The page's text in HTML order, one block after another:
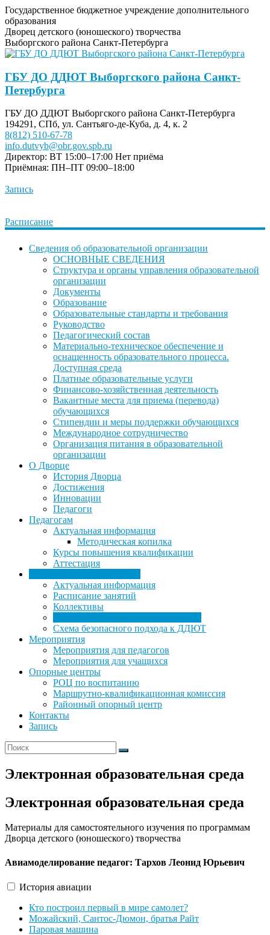
Государственное бюджетное учреждение дополнительного
образования
Дворец детского (юношеского) творчества
Выборгского района Санкт-Петербурга
ГБУ ДО ДДЮТ Выборгского района Санкт-
Петербурга
ГБУ ДО ДДЮТ Выборгского района Санкт-Петербурга
194291, СПб, ул. Сантьяго-де-Куба, д. 4, к. 2
8(812) 510-67-78
info.dutvyb@obr.gov.spb.ru
Директор: ВТ 15:00–17:00 Нет приёма
Приёмная: ПН–ПТ 09:00–18:00
Запись
Расписание
Сведения об образовательной организации
ОСНОВНЫЕ СВЕДЕНИЯ
Структура и органы управления образовательной
организации
Документы
Образование
Образовательные стандарты и требования
Руководство
Педагогический состав
Материально-техническое обеспечение и
оснащенность образовательного процесса.
Доступная среда
Платные образовательные услуги
Финансово-хозяйственная деятельность
Вакантные места для приема (перевода)
обучающихся
Стипендии и меры поддержки обучающихся
Международное сотрудничество
Организация питания в образовательной
организации
О Дворце
История Дворца
Достижения
Инновации
Педагоги
Педагогам
Актуальная информация
Методическая копилка
Курсы повышения квалификации
Аттестация
Актуальная информация
Расписание занятий
Коллективы
Схема безопасного подхода к ДДЮТ
Мероприятия
Мероприятия для педагогов
Мероприятия для учащихся
Опорные центры
РОЦ по воспитанию
Маршрутно-квалификационная комиссия
Районный опорный центр
Контакты
Запись
Электронная образовательная среда
Электронная образовательная среда
Материалы для самостоятельного изучения по программам
Дворца детского (юношеского) творчества
Авиамоделирование педагог: Тархов Леонид Юрьевич
История авиации
Кто построил первый в мире самолет?
Можайский, Сантос-Дюмон, братья Райт
Паровая машина